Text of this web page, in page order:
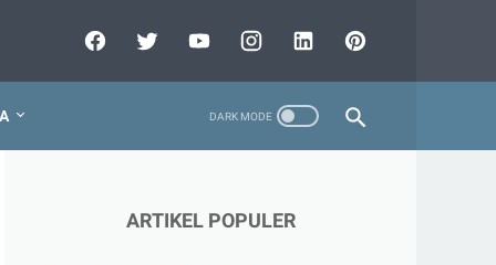
ARTIKEL POPULER